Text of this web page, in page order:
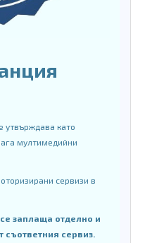
утвърждава като
мултимедийни
сервизи в
заплаща отделно и
сервиз.